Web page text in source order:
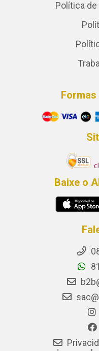
Política
Baixe o